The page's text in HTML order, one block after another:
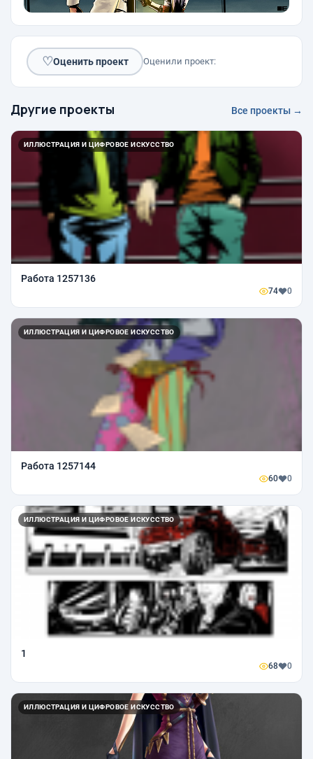
♡Оценить проект Оценили проект:
Другие проекты Все проекты →
ИЛЛЮСТРАЦИЯ И ЦИФРОВОЕ ИСКУССТВО
Работа 1257136
74 0
ИЛЛЮСТРАЦИЯ И ЦИФРОВОЕ ИСКУССТВО
Работа 1257144
60 0
ИЛЛЮСТРАЦИЯ И ЦИФРОВОЕ ИСКУССТВО
1
68 0
ИЛЛЮСТРАЦИЯ И ЦИФРОВОЕ ИСКУССТВО